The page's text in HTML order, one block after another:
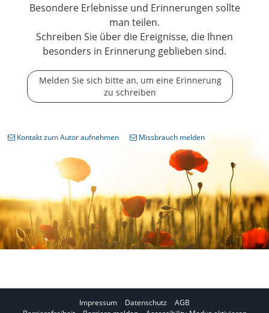
Besondere Erlebnisse und Erinnerungen sollte
man teilen.
Schreiben Sie über die Ereignisse, die Ihnen
besonders in Erinnerung geblieben sind.
Melden Sie sich bitte an, um eine Erinnerung
zu schreiben
Kontakt zum Autor aufnehmen Missbrauch melden
Impressum Datenschutz
AGB